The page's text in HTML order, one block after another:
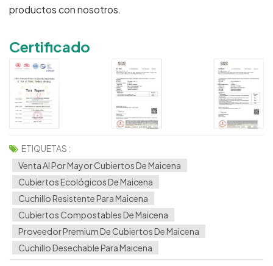
productos con nosotros.
Certificado
ETIQUETAS :
Venta Al Por Mayor Cubiertos De Maicena
Cubiertos Ecológicos De Maicena
Cuchillo Resistente Para Maicena
Cubiertos Compostables De Maicena
Proveedor Premium De Cubiertos De Maicena
Cuchillo Desechable Para Maicena